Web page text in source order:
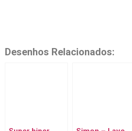
Desenhos Relacionados: